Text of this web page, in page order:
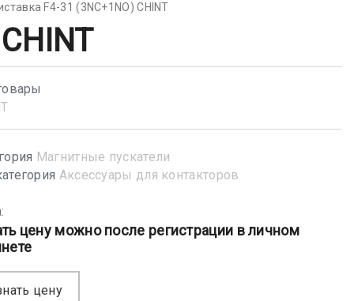
F4-31 (3NC+1NO) CHINT
Магнитные пускатели
Аксессуары для контакторов
цену можно после регистрации в личном
цену